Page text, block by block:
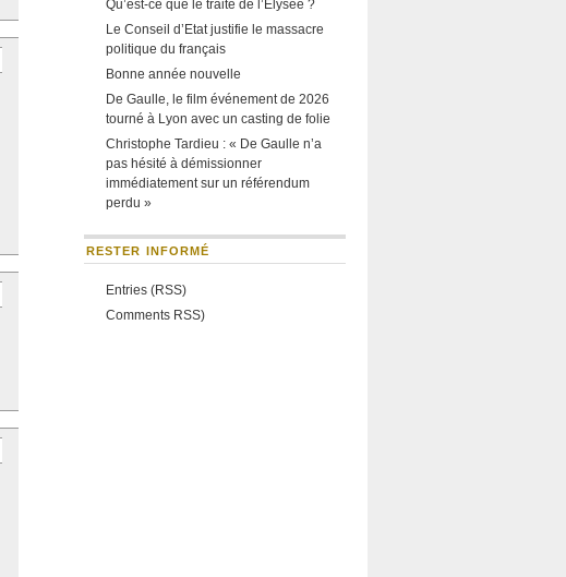
Qu’est-ce que le traité de l’Élysée ?
Le Conseil d’Etat justifie le massacre
politique du français
Bonne année nouvelle
De Gaulle, le film événement de 2026
tourné à Lyon avec un casting de folie
Christophe Tardieu : « De Gaulle n’a
pas hésité à démissionner
immédiatement sur un référendum
perdu »
RESTER INFORMÉ
Entries (RSS)
Comments RSS)